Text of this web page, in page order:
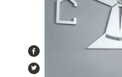
Facebook
Twitter